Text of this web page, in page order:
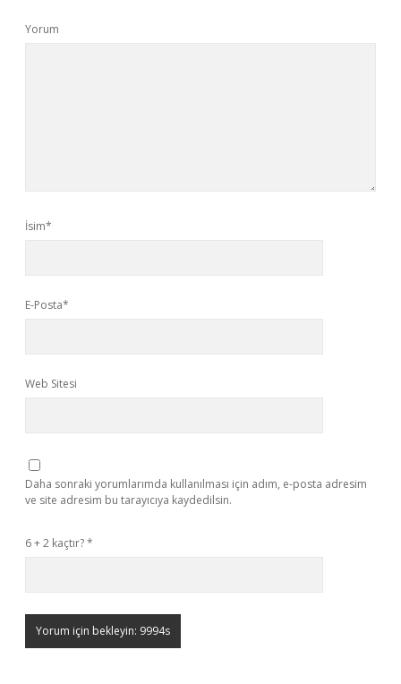
Yorum
İsim*
E-Posta*
Web Sitesi
Daha sonraki yorumlarımda kullanılması için adım, e-posta adresim
ve site adresim bu tarayıcıya kaydedilsin.
6 + 2 kaçtır?*